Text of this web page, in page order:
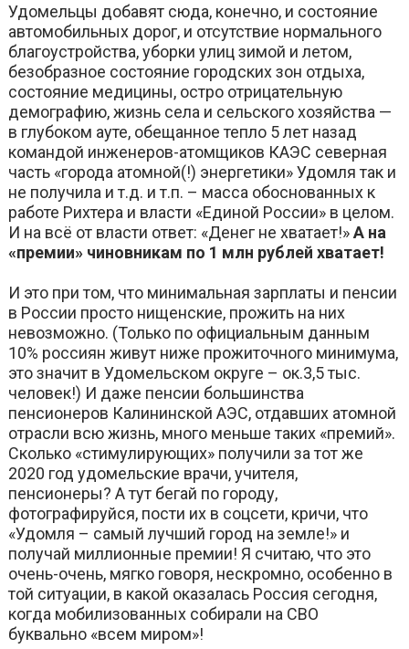
Удомельцы добавят сюда, конечно, и состояние
автомобильных дорог, и отсутствие нормального
благоустройства, уборки улиц зимой и летом,
безобразное состояние городских зон отдыха,
состояние медицины, остро отрицательную
демографию, жизнь села и сельского хозяйства —
в глубоком ауте, обещанное тепло 5 лет назад
командой инженеров-атомщиков КАЭС северная
часть «города атомной(!) энергетики» Удомля так и
не получила и т.д. и т.п. – масса обоснованных к
работе Рихтера и власти «Единой России» в целом.
И на всё от власти ответ: «Денег не хватает!»А на
«премии» чиновникам по 1 млн рублей хватает!
И это при том, что минимальная зарплаты и пенсии
в России просто нищенские, прожить на них
невозможно. (Только по официальным данным
10% россиян живут ниже прожиточного минимума,
это значит в Удомельском округе – ок.3,5 тыс.
человек!) И даже пенсии большинства
пенсионеров Калининской АЭС, отдавших атомной
отрасли всю жизнь, много меньше таких «премий».
Сколько «стимулирующих» получили за тот же
2020 год удомельские врачи, учителя,
пенсионеры? А тут бегай по городу,
фотографируйся, пости их в соцсети, кричи, что
«Удомля – самый лучший город на земле!» и
получай миллионные премии! Я считаю, что это
очень-очень, мягко говоря, нескромно, особенно в
той ситуации, в какой оказалась Россия сегодня,
когда мобилизованных собирали на СВО
буквально «всем миром»!